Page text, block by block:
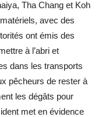
Tha Chang et Koh
avec des
ont émis des
à l’abri et
dans les transports
pêcheurs de rester à
les dégâts pour
met en évidence